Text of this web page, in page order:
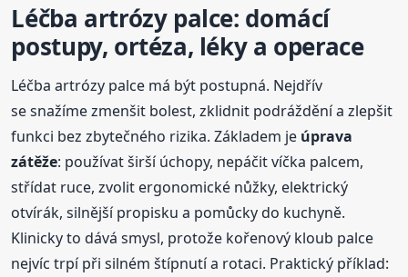
Léčba artrózy palce: domácí
postupy, ortéza, léky a operace
Léčba artrózy palce má být postupná. Nejdřív
se snažíme zmenšit bolest, zklidnit podráždění a zlepšit
funkci bez zbytečného rizika. Základem je úprava
zátěže: používat širší úchopy, nepáčit víčka palcem,
střídat ruce, zvolit ergonomické nůžky, elektrický
otvírák, silnější propisku a pomůcky do kuchyně.
Klinicky to dává smysl, protože kořenový kloub palce
nejvíc trpí při silném štípnutí a rotaci. Praktický příklad: